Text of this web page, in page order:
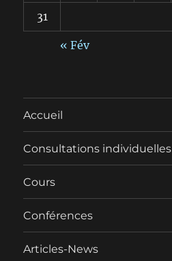
31
« Fév
Accueil
Consultations individuelles
Cours
Conférences
Articles-News